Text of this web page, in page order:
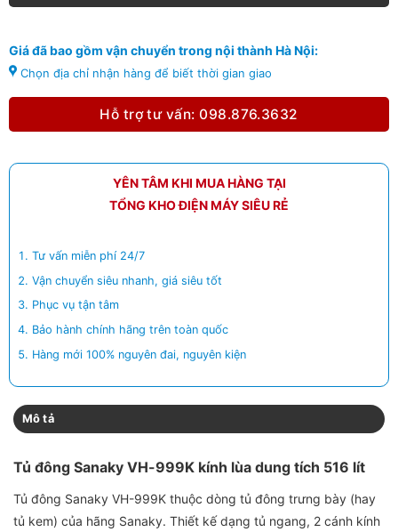
Giá đã bao gồm vận chuyển trong nội thành Hà Nội:
Chọn địa chỉ nhận hàng để biết thời gian giao
Hỗ trợ tư vấn: 098.876.3632
YÊN TÂM KHI MUA HÀNG TẠI
TỔNG KHO ĐIỆN MÁY SIÊU RẺ
Tư vấn miễn phí 24/7
Vận chuyển siêu nhanh, giá siêu tốt
Phục vụ tận tâm
Bảo hành chính hãng trên toàn quốc
Hàng mới 100% nguyên đai, nguyên kiện
Mô tả
Tủ đông Sanaky VH-999K kính lùa dung tích 516 lít
Tủ đông Sanaky VH-999K thuộc dòng tủ đông trưng bày (hay
tủ kem) của hãng Sanaky. Thiết kế dạng tủ ngang, 2 cánh kính